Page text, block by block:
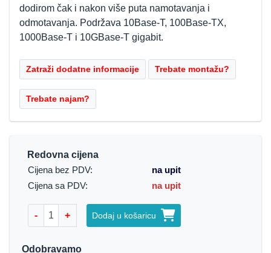
dodirom čak i nakon više puta namotavanja i
odmotavanja. Podržava 10Base-T, 100Base-TX,
1000Base-T i 10GBase-T gigabit.
Redovna cijena
Cijena bez PDV:
na upit
Cijena sa PDV:
na upit
- + Dodaj u košaricu
Odobravamo